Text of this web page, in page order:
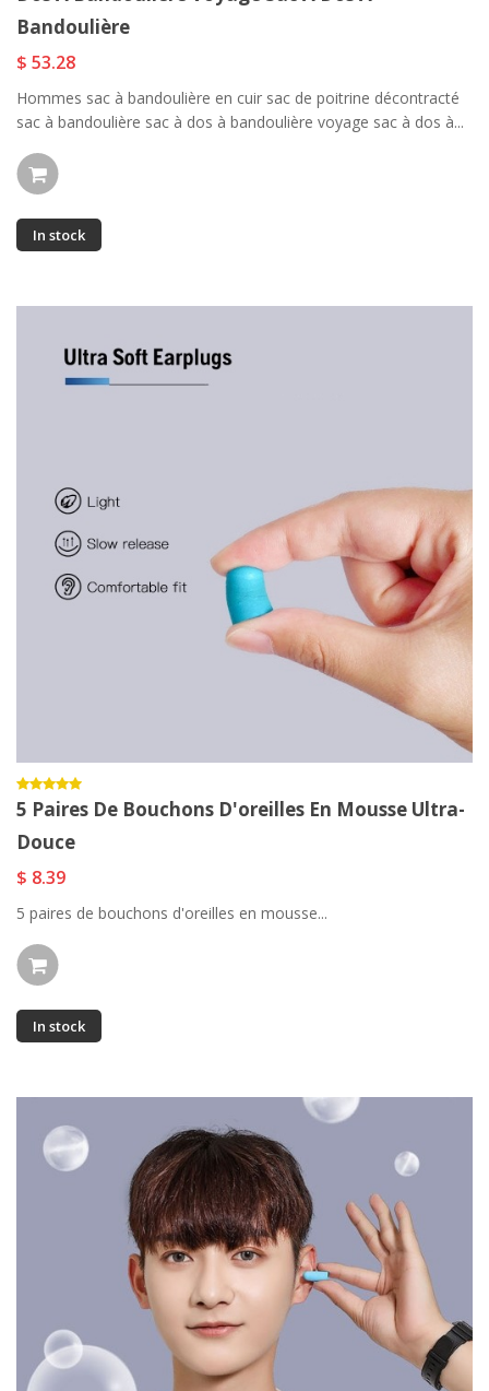
Bandoulière
$ 53.28
Hommes sac à bandoulière en cuir sac de poitrine décontracté
sac à bandoulière sac à dos à bandoulière voyage sac à dos à...
In stock
5 Paires De Bouchons D'oreilles En Mousse Ultra-
Douce
$ 8.39
5 paires de bouchons d'oreilles en mousse...
In stock